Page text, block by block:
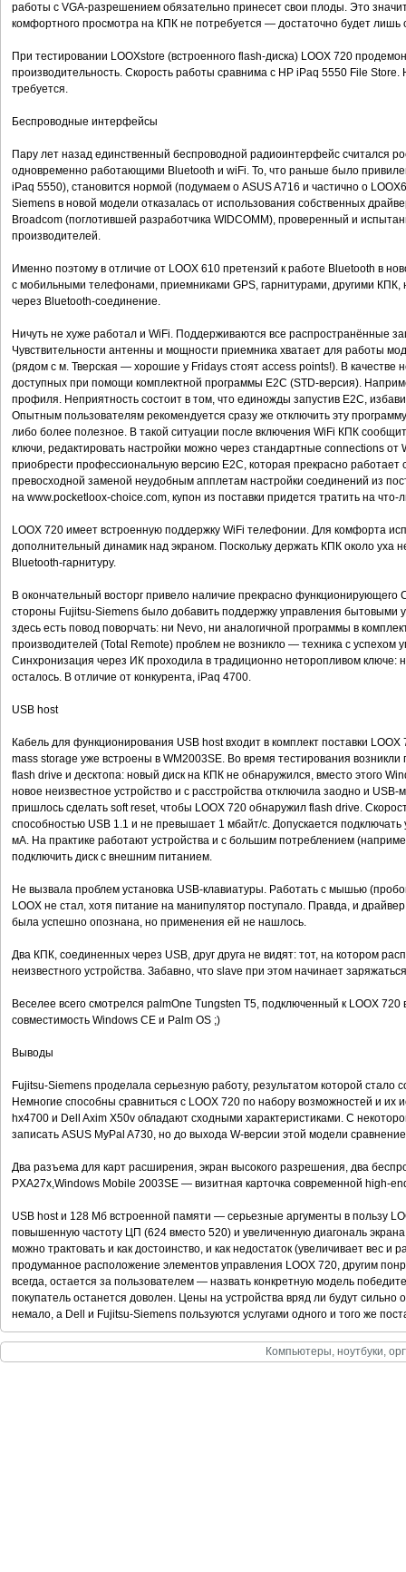
работы с VGA-разрешением обязательно принесет свои плоды. Это
комфортного просмотра на КПК не потребуется — достаточно будет лишь
При тестировании LOOXstore (встроенного flash-диска) LOOX 720
производительность. Скорость работы сравнима с HP iPaq 5550 File Store.
требуется.
Беспроводные интерфейсы
Пару лет назад единственный беспроводной радиоинтерфейс считался
одновременно работающими Bluetooth и wiFi. То, что раньше было
iPaq 5550), становится нормой (подумаем о ASUS A716 и частично о
Siemens в новой модели отказалась от использования собственных
Broadcom (поглотившей разработчика WIDCOMM), проверенный и
производителей.
Именно поэтому в отличие от LOOX 610 претензий к работе Bluetooth в
с мобильными телефонами, приемниками GPS, гарнитурами, другими
через Bluetooth-соединение.
Ничуть не хуже работал и WiFi. Поддерживаются все распространённые
Чувствительности антенны и мощности приемника хватает для работы
(рядом с м. Тверская — хорошие у Fridays стоят access points!). В качестве
доступных при помощи комплектной программы E2C (STD-версия).
профиля. Неприятность состоит в том, что единожды запустив E2C,
Опытным пользователям рекомендуется сразу же отключить эту
либо более полезное. В такой ситуации после включения WiFi КПК
ключи, редактировать настройки можно через стандартные connections
приобрести профессиональную версию E2C, которая прекрасно
превосходной заменой неудобным апплетам настройки соединений из
на www.pocketloox-choice.com, купон из поставки придется тратить на что-
LOOX 720 имеет встроенную поддержку WiFi телефонии. Для комфорта
дополнительный динамик над экраном. Поскольку держать КПК около уха
Bluetooth-гарнитуру.
В окончательный восторг привело наличие прекрасно функционирующего
стороны Fujitsu-Siemens было добавить поддержку управления бытовыми
здесь есть повод поворчать: ни Nevo, ни аналогичной программы в
производителей (Total Remote) проблем не возникло — техника с успехом
Синхронизация через ИК проходила в традиционно неторопливом ключе:
осталось. В отличие от конкурента, iPaq 4700.
USB host
Кабель для функционирования USB host входит в комплект поставки
mass storage уже встроены в WM2003SE. Во время тестирования
flash drive и десктопа: новый диск на КПК не обнаружился, вместо этого
новое неизвестное устройство и с расстройства отключила заодно и
пришлось сделать soft reset, чтобы LOOX 720 обнаружил flash drive.
способностью USB 1.1 и не превышает 1 мбайт/с. Допускается
мА. На практике работают устройства и с большим потреблением
подключить диск с внешним питанием.
Не вызвала проблем установка USB-клавиатуры. Работать с мышью
LOOX не стал, хотя питание на манипулятор поступало. Правда, и
была успешно опознана, но применения ей не нашлось.
Два КПК, соединенных через USB, друг друга не видят: тот, на котором
неизвестного устройства. Забавно, что slave при этом начинает
Веселее всего смотрелся palmOne Tungsten T5, подключенный к LOOX
совместимость Windows CE и Palm OS ;)
Выводы
Fujitsu-Siemens проделала серьезную работу, результатом которой стало
Немногие способны сравниться с LOOX 720 по набору возможностей и
hx4700 и Dell Axim X50v обладают сходными характеристиками. С
записать ASUS MyPal A730, но до выхода W-версии этой модели
Два разъема для карт расширения, экран высокого разрешения, два
PXA27x,Windows Mobile 2003SE — визитная карточка современной high-
USB host и 128 Мб встроенной памяти — серьезные аргументы в пользу
повышенную частоту ЦП (624 вместо 520) и увеличенную диагональ
можно трактовать и как достоинство, и как недостаток (увеличивает вес и
продуманное расположение элементов управления LOOX 720, другим
всегда, остается за пользователем — назвать конкретную модель
покупатель останется доволен. Цены на устройства вряд ли будут сильно
немало, а Dell и Fujitsu-Siemens пользуются услугами одного и того же
Компьютеры, ноутбуки,